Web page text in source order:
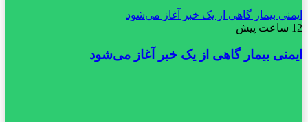
ایمنی بیمار گاهی از یک خبر آغاز می‌شود
12 ساعت پیش
ایمنی بیمار گاهی از یک خبر آغاز می‌شود